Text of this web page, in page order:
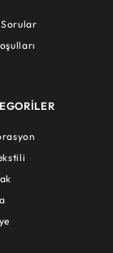
Sorular